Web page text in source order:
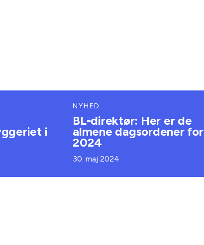
i
NYHED
BL-direktør: Her er de
almene dagsordener for
2024
30. maj 2024